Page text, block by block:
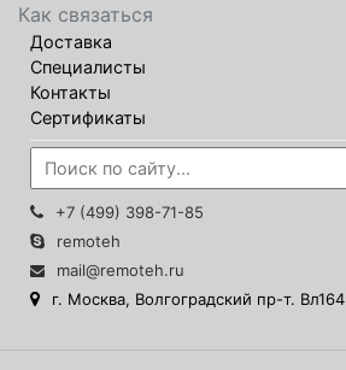
Как связаться
Доставка
Специалисты
Контакты
Сертификаты
+7 (499) 398-71-85
remoteh
mail@remoteh.ru
г. Москва, Волгоградский пр-т. Вл164